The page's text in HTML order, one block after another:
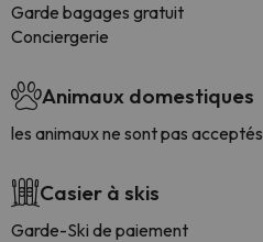
Garde bagages gratuit
Conciergerie
Animaux domestiques
les animaux ne sont pas acceptés
Casier à skis
Garde-Ski de paiement